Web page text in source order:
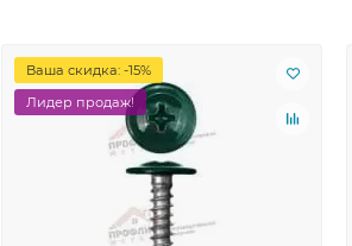
Ваша скидка: -15%
Лидер продаж!